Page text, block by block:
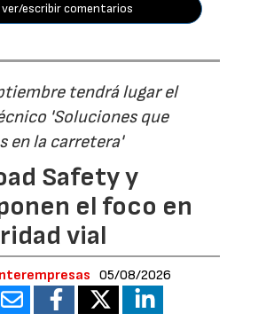
ver/escribir comentarios
tendrá lugar el
'Soluciones que
en la carretera'
Safety y
el foco en
vial
05/08/2026